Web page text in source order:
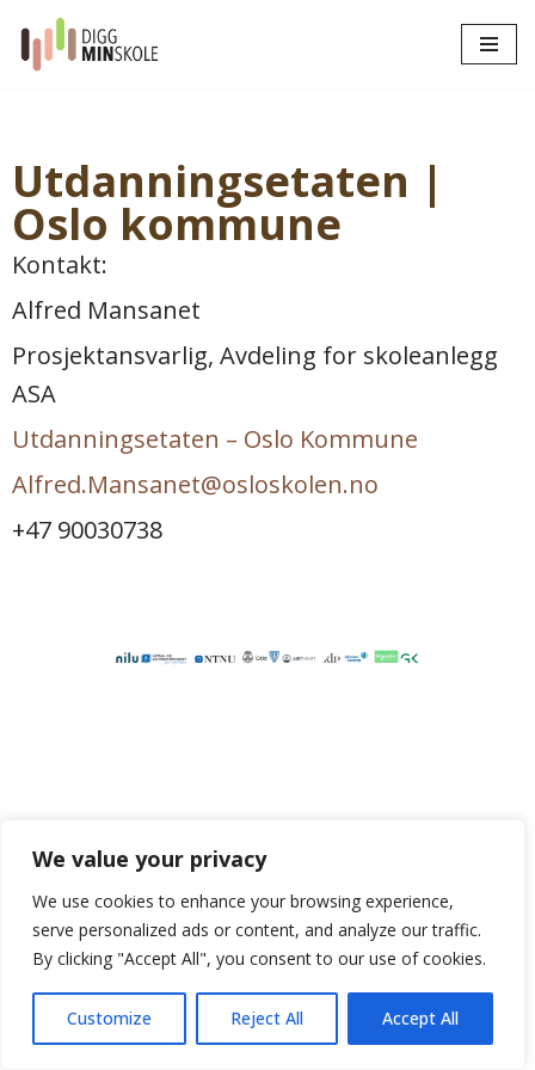
We value your privacy
We use cookies to enhance your browsing experience,
serve personalized ads or content, and analyze our traffic.
By clicking "Accept All", you consent to our use of cookies.
Customize Reject All Accept All
Hopp
Utdanningsetaten |
Oslo kommune
Kontakt:
Alfred Mansanet
Prosjektansvarlig, Avdeling for skoleanlegg
ASA
Utdanningsetaten – Oslo Kommune
Alfred.Mansanet@osloskolen.no
+47 90030738
Neve | Drevet avWordPress